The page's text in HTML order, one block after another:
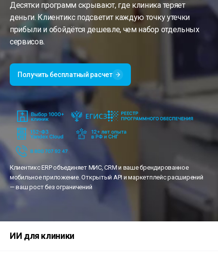
Спортивная секция
Десятки программ скрывают, где клиника теряет
деньги. Клиентикс подсветит каждую точку утечки
прибыли и обойдётся дешевле, чем набор отдельных
сервисов.
Получить бесплатный расчет
Клиентикс ERP объединяет МИС, CRM и ваше брендированное
мобильное приложение. Открытый API и маркетплейс расширений
— ваш рост без ограничений
ИИ для клиники